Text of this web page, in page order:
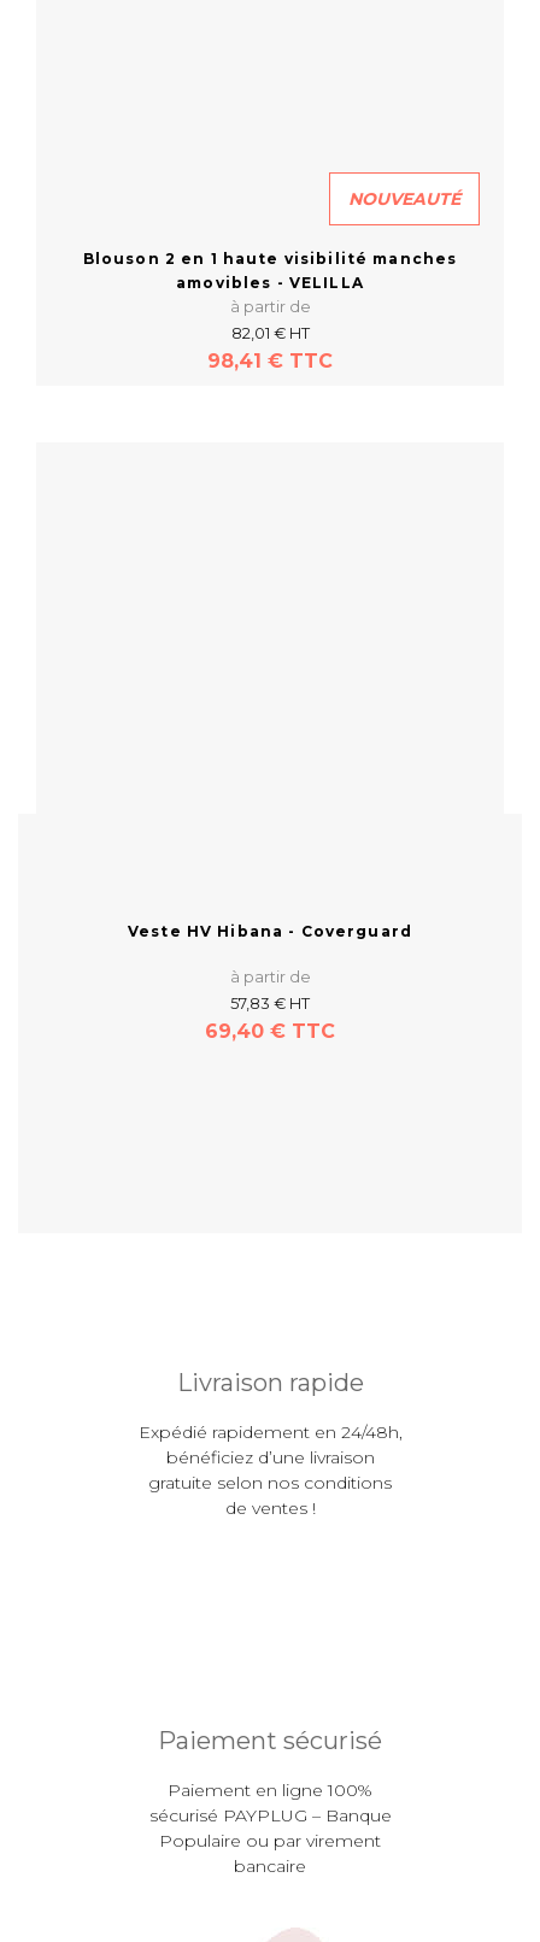
NOUVEAUTÉ
Blouson 2 en 1 haute visibilité manches
amovibles - VELILLA
à partir de
82,01 € HT
98,41 € TTC
Veste HV Hibana - Coverguard
à partir de
57,83 € HT
69,40 € TTC
Livraison rapide
Expédié rapidement en 24/48h,
bénéficiez d’une livraison
gratuite selon nos conditions
de ventes !
Paiement sécurisé
Paiement en ligne 100%
sécurisé PAYPLUG – Banque
Populaire ou par virement
bancaire